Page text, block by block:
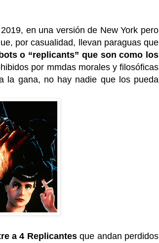
en una versión de New York pero
por casualidad, llevan paraguas que
o “replicants” que son como los
por mmdas morales y filosóficas
la gana, no hay nadie que los pueda
a 4 Replicantesque andan perdidos